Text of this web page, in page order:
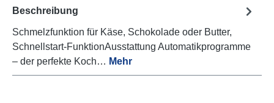
Beschreibung
Schmelzfunktion für Käse, Schokolade oder Butter,
Schnellstart-FunktionAusstattung Automatikprogramme
– der perfekte Koch… Mehr